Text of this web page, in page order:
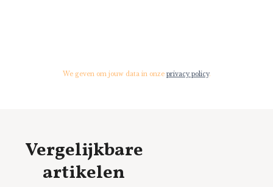
We geven om jouw data in onze privacy policy.
Vergelijkbare
artikelen